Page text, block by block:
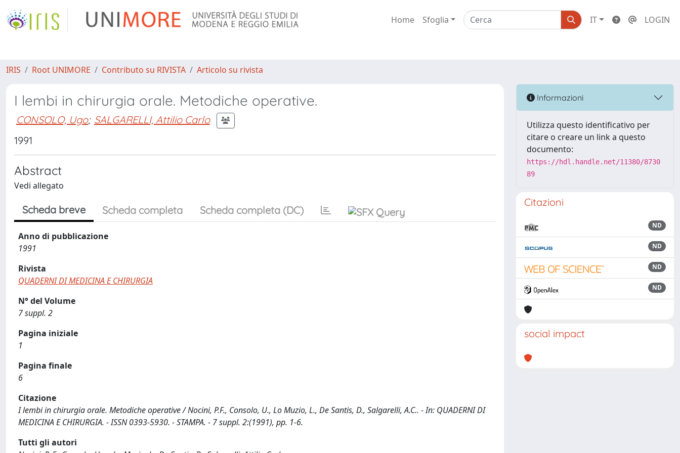
Home Sfoglia IT LOGIN
IRIS Root UNIMORE Contributo su RIVISTA Articolo su rivista
I lembi in chirurgia orale. Metodiche operative.
CONSOLO, Ugo; SALGARELLI, Attilio Carlo
1991
Abstract
Vedi allegato
Scheda breve Scheda completa Scheda completa (DC)
Anno di pubblicazione
1991
Rivista
QUADERNI DI MEDICINA E CHIRURGIA
N° del Volume
7 suppl. 2
Pagina iniziale
1
Pagina finale
6
Citazione
I lembi in chirurgia orale. Metodiche operative / Nocini, P.F., Consolo, U., Lo Muzio, L., De Santis, D., Salgarelli, A.C.. - In: QUADERNI DI
MEDICINA E CHIRURGIA. - ISSN 0393-5930. - STAMPA. - 7 suppl. 2:(1991), pp. 1-6.
Tutti gli autori
Informazioni
Utilizza questo identificativo per
citare o creare un link a questo
documento:
https://hdl.handle.net/11380/8730
89
Citazioni
ND
ND
ND
ND
social impact